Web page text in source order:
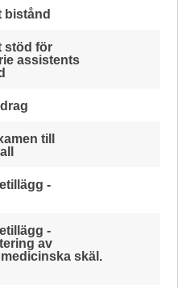
bistånd
stöd för
assistents
till
-
-
av
skäl.